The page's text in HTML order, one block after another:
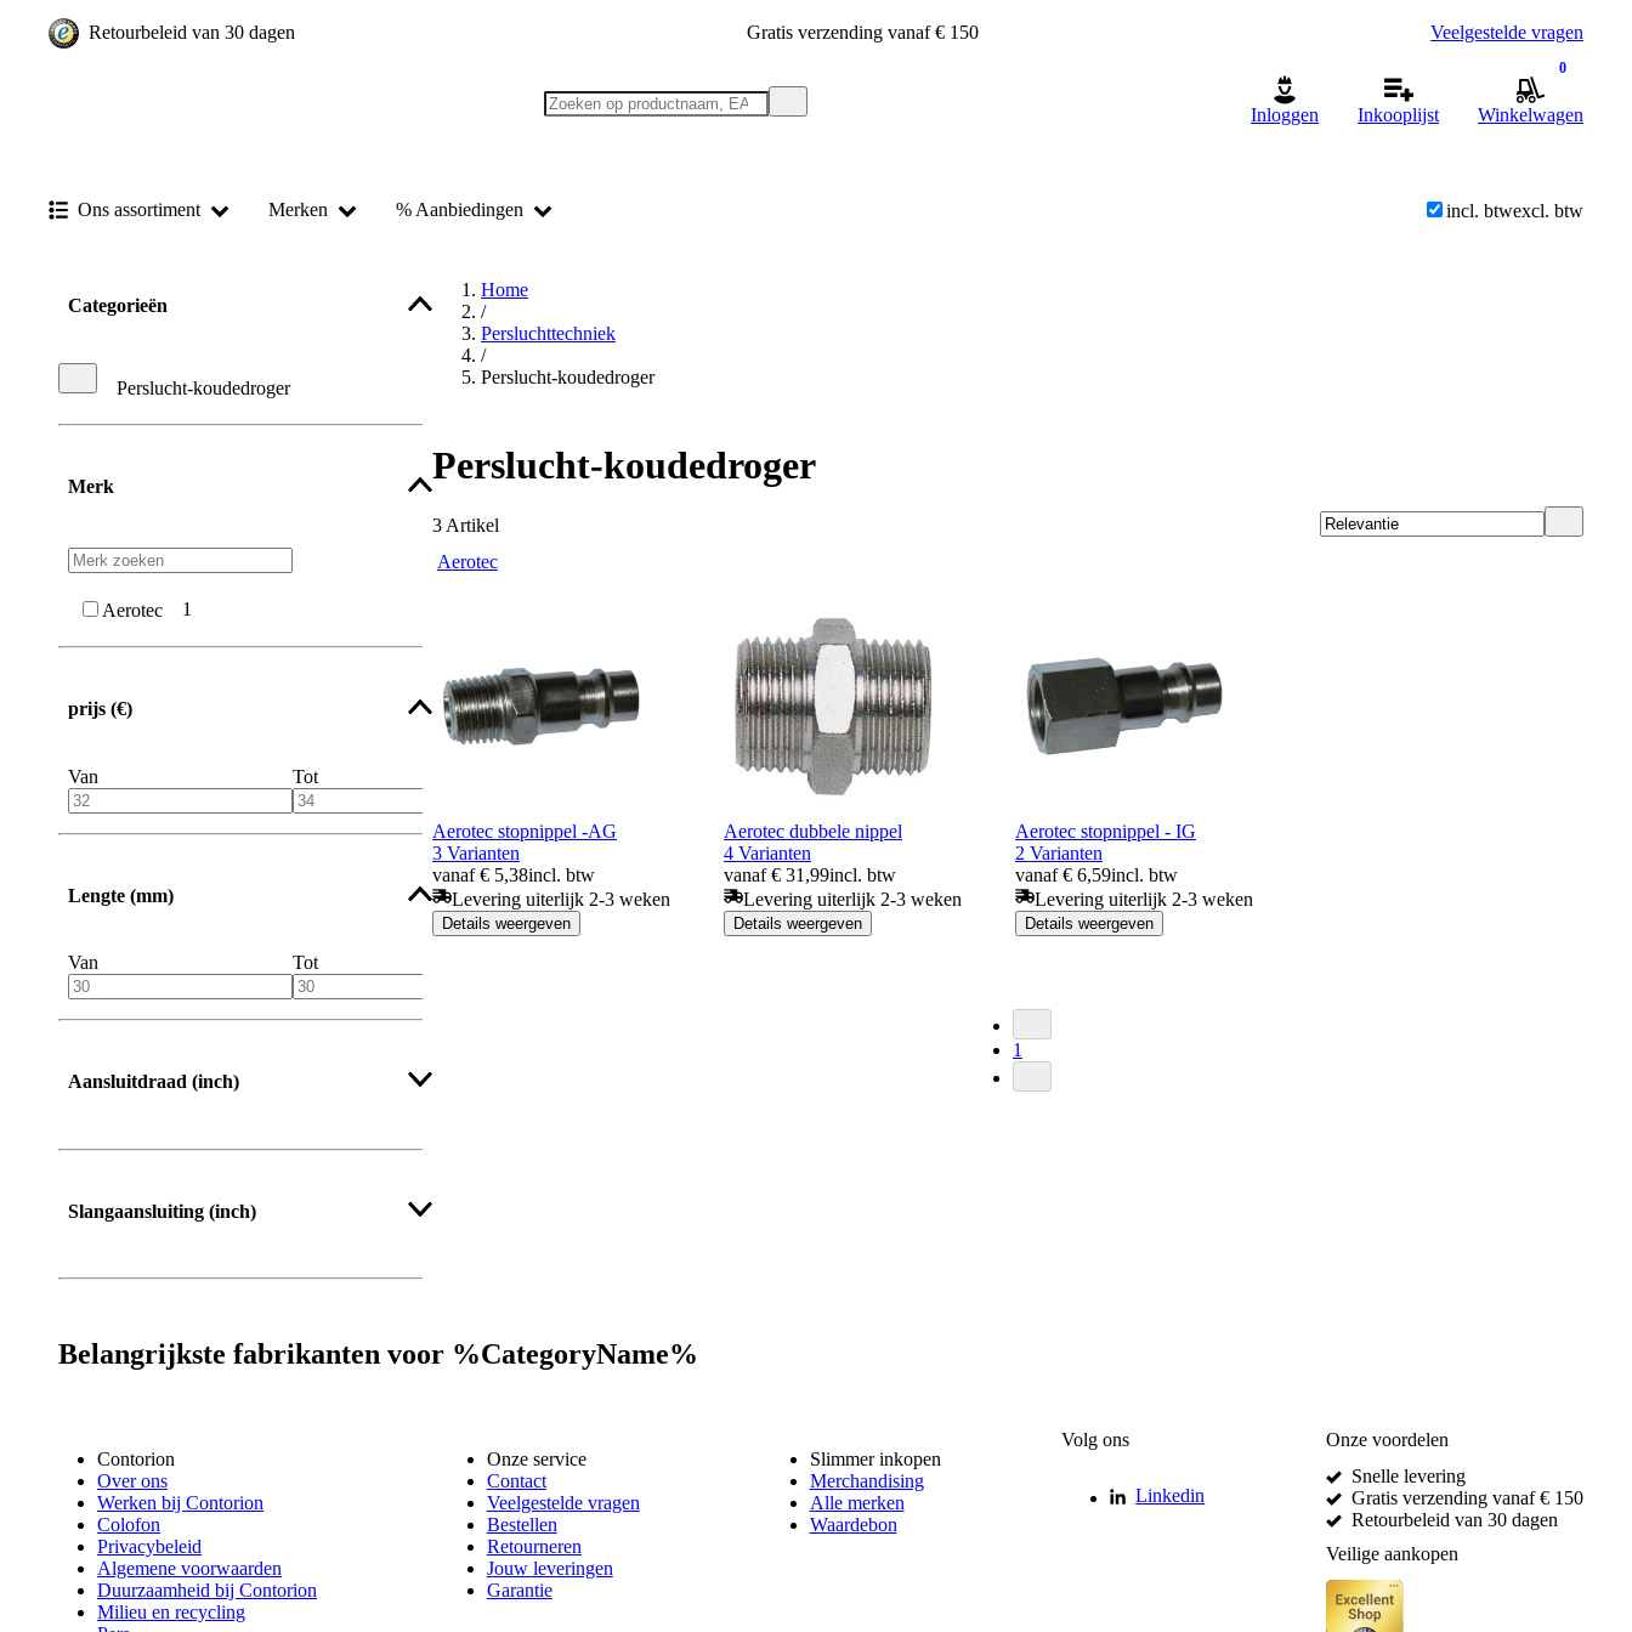
Retourbeleid van 30 dagen Gratis verzending vanaf € 150 Veelgestelde vragen
Inloggen Inkooplijst
0
Winkelwagen
Ons assortiment Merken % Aanbiedingen incl. btwexcl. btw
Categorieën
Perslucht-koudedroger
Merk
Aerotec 1
prijs (€)
Van Tot
Lengte (mm)
Van Tot
Aansluitdraad (inch)
Slangaansluiting (inch)
Home
/
Persluchttechniek
/
Perslucht-koudedroger
Perslucht-koudedroger
3 Artikel
Aerotec
Aerotec stopnippel -AG
3 Varianten
vanaf € 5,38incl. btw
Levering uiterlijk 2-3 weken
Details weergeven
Aerotec dubbele nippel
4 Varianten
vanaf € 31,99incl. btw
Levering uiterlijk 2-3 weken
Details weergeven
Aerotec stopnippel - IG
2 Varianten
vanaf € 6,59incl. btw
Levering uiterlijk 2-3 weken
Details weergeven
1
Belangrijkste fabrikanten voor %CategoryName%
Contorion
Over ons
Werken bij Contorion
Colofon
Privacybeleid
Algemene voorwaarden
Duurzaamheid bij Contorion
Milieu en recycling
Onze service
Contact
Veelgestelde vragen
Bestellen
Retourneren
Jouw leveringen
Garantie
Slimmer inkopen
Merchandising
Alle merken
Waardebon
Volg ons
Linkedin
Onze voordelen
Snelle levering
Gratis verzending vanaf € 150
Retourbeleid van 30 dagen
Veilige aankopen